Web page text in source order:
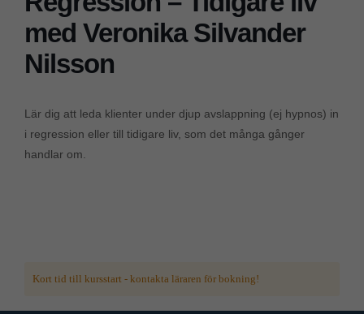
med Veronika Silvander
Nilsson
Lär dig att leda klienter under djup avslappning (ej hypnos) in
i regression eller till tidigare liv, som det många gånger
handlar om.
Kort tid till kursstart - kontakta läraren för bokning!